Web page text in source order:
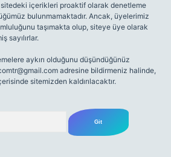
içerikleri proaktif olarak denetleme
bulunmamaktadır. Ancak, üyelerimiz
taşımakta olup, siteye üye olarak
sayılırlar.
aykırı olduğunu düşündüğünüz
adresine bildirmeniz halinde,
sitemizden kaldırılacaktır.